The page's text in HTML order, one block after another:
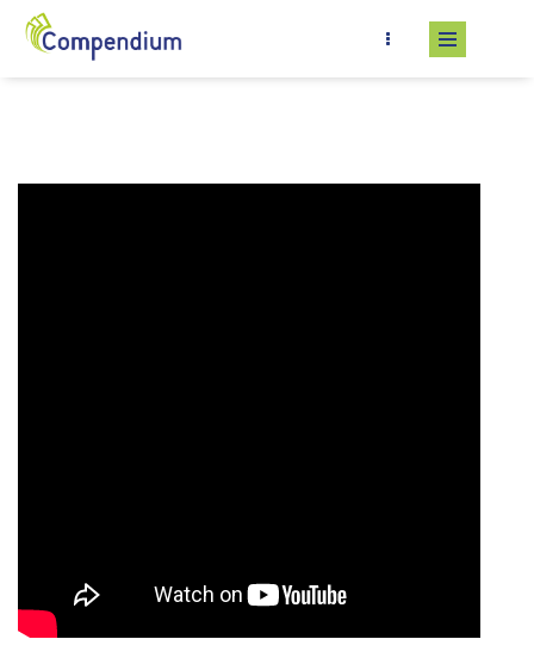
Salta al contenuto principale